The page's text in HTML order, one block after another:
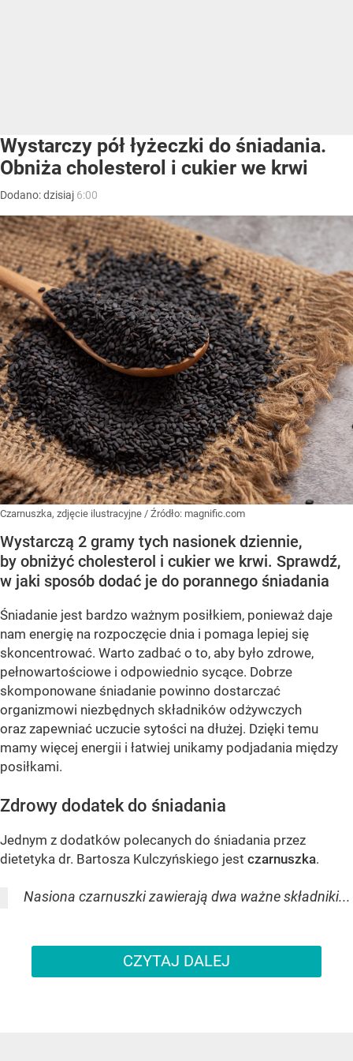
Wystarczy pół łyżeczki do śniadania.
Obniża cholesterol i cukier we krwi
Dodano:dzisiaj 6:00
Czarnuszka, zdjęcie ilustracyjne / Źródło: magnific.com
Wystarczą 2 gramy tych nasionek dziennie,
by obniżyć cholesterol i cukier we krwi. Sprawdź,
w jaki sposób dodać je do porannego śniadania
Śniadanie jest bardzo ważnym posiłkiem, ponieważ daje
nam energię na rozpoczęcie dnia i pomaga lepiej się
skoncentrować. Warto zadbać o to, aby było zdrowe,
pełnowartościowe i odpowiednio sycące. Dobrze
skomponowane śniadanie powinno dostarczać
organizmowi niezbędnych składników odżywczych
oraz zapewniać uczucie sytości na dłużej. Dzięki temu
mamy więcej energii i łatwiej unikamy podjadania między
posiłkami.
Zdrowy dodatek do śniadania
Jednym z dodatków polecanych do śniadania przez
dietetyka dr. Bartosza Kulczyńskiego jest czarnuszka.
Nasiona czarnuszki zawierają dwa ważne składniki...
CZYTAJ DALEJ